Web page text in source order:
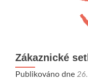
Zákaznické
Publikováno dne